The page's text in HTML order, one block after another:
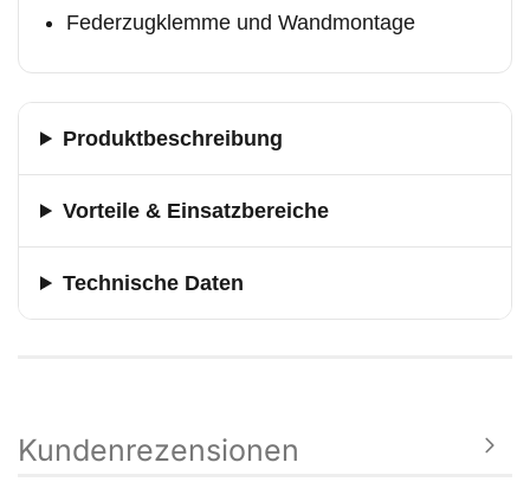
Federzugklemme und Wandmontage
Produktbeschreibung
Vorteile & Einsatzbereiche
Technische Daten
Kundenrezensionen